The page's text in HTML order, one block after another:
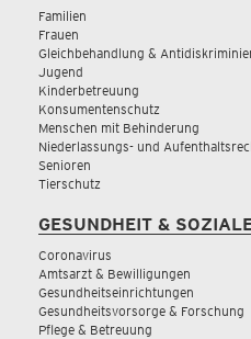
Familien
Frauen
Gleichbehandlung &
Jugend
Kinderbetreuung
Konsumentenschutz
Menschen mit Behinderung
Niederlassungs- und
Senioren
Tierschutz
GESUNDHEIT &
Coronavirus
Amtsarzt & Bewilligungen
Gesundheitseinrichtungen
Gesundheitsvorsorge & Forschung
Pflege & Betreuung